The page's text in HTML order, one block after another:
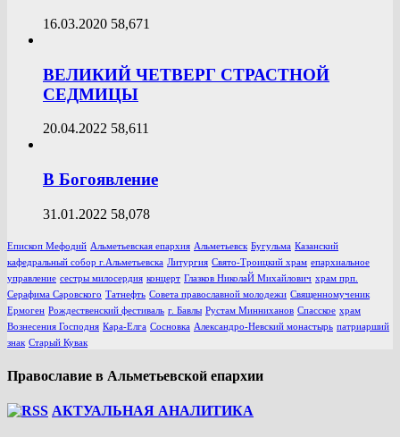
16.03.2020 58,671
ВЕЛИКИЙ ЧЕТВЕРГ СТРАСТНОЙ
СЕДМИЦЫ
20.04.2022 58,611
В Богоявление
31.01.2022 58,078
Епископ Мефодий Альметьевская епархия Альметьевск Бугульма Казанский
кафедральный собор г.Альметьевска Литургия Свято-Троицкий храм епархиальное
управление сестры милосердия концерт Глазков НиколаЙ Михайлович храм прп.
Серафима Саровского Татнефть Совета православной молодежи Священномученик
Ермоген Рождественский фестиваль г. Бавлы Рустам Минниханов Спасское храм
Вознесения Господня Кара-Елга Сосновка Александро-Невский монастырь патриарший
знак Старый Кувак
Православие в Альметьевской епархии
АКТУАЛЬНАЯ АНАЛИТИКА